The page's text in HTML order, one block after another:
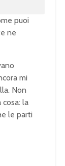
puoi
ne
mi
Non
la
le parti